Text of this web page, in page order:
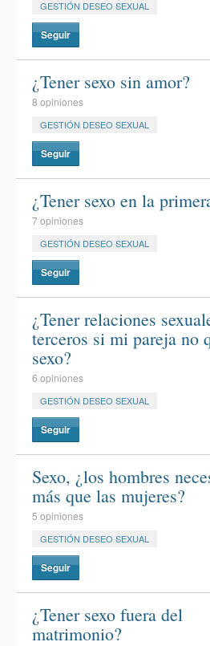
GESTIÓN DESEO SEXUAL
Seguir
¿Tener sexo sin amor?
8 opiniones
GESTIÓN DESEO SEXUAL
Seguir
¿Tener sexo en la
7 opiniones
GESTIÓN DESEO SEXUAL
Seguir
¿Tener relaciones
terceros si mi pareja no
sexo?
6 opiniones
GESTIÓN DESEO SEXUAL
Seguir
Sexo, ¿los hombres
más que las mujeres?
5 opiniones
GESTIÓN DESEO SEXUAL
Seguir
¿Tener sexo fuera del
matrimonio?